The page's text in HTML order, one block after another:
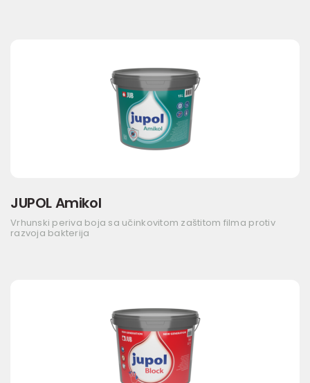
JUPOL Amikol
Vrhunski periva boja sa učinkovitom zaštitom filma protiv
razvoja bakterija